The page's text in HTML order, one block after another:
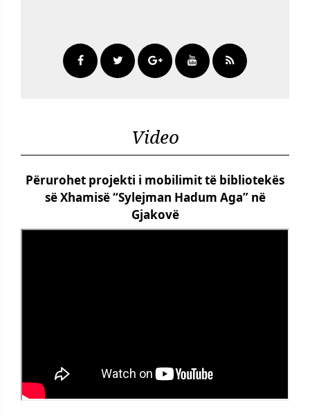
Video
Përurohet projekti i mobilimit të bibliotekës
së Xhamisë “Sylejman Hadum Aga” në
Gjakovë